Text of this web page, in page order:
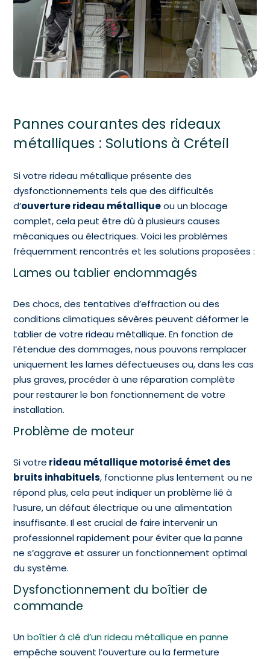
Pannes courantes des rideaux
métalliques : Solutions à Créteil
Si votre rideau métallique présente des
dysfonctionnements tels que des difficultés
d’ouverture rideau métalliqueou un blocage
complet, cela peut être dû à plusieurs causes
mécaniques ou électriques. Voici les problèmes
fréquemment rencontrés et les solutions proposées :
Lames ou tablier endommagés
Des chocs, des tentatives d’effraction ou des
conditions climatiques sévères peuvent déformer le
tablier de votre rideau métallique. En fonction de
l’étendue des dommages, nous pouvons remplacer
uniquement les lames défectueuses ou, dans les cas
plus graves, procéder à une réparation complète
pour restaurer le bon fonctionnement de votre
installation.
Problème de moteur
Si votre rideau métallique motorisé émet des
bruits inhabituels, fonctionne plus lentement ou ne
répond plus, cela peut indiquer un problème lié à
l’usure, un défaut électrique ou une alimentation
insuffisante. Il est crucial de faire intervenir un
professionnel rapidement pour éviter que la panne
ne s’aggrave et assurer un fonctionnement optimal
du système.
Dysfonctionnement du boîtier de
commande
Unboîtier à clé d’un rideau métallique en panne
empêche souvent l’ouverture ou la fermeture